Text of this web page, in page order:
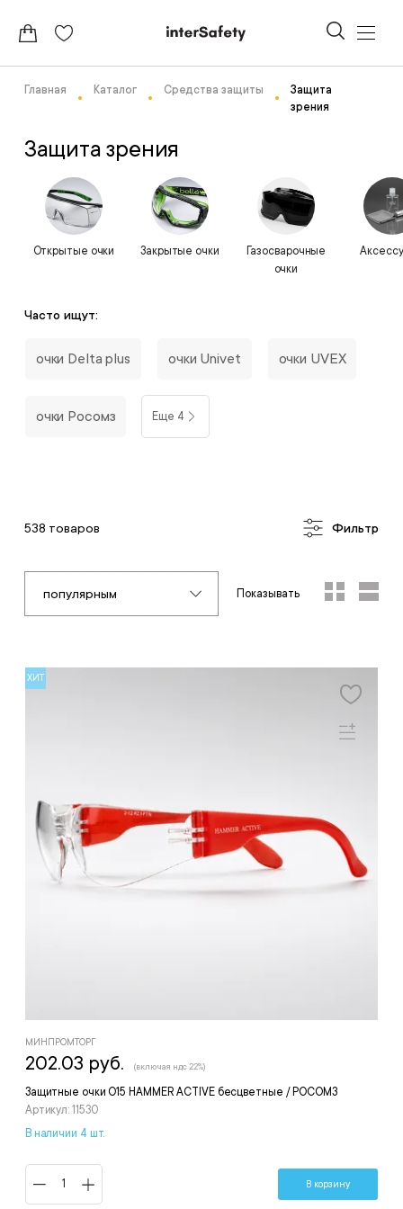
Главная Каталог Средства защиты
Защита
зрения
Защита зрения
Открытые очки Закрытые очки
Газосварочные
очки
Часто ищут:
очки Delta plus очки Univet очки UVEX
очки Росомз Еще 4
538 товаров Фильтр
популярным Показывать
ХИТ
Защитные очки О15 HAMMER ACTIVE бесцветные / РОСОМЗ
Артикул: 11530
МИНПРОМТОРГ
202.03 руб. (включая ндс 22%)
В наличии 4 шт.
В корзину